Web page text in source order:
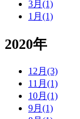
3月(1)
1月(1)
2020年
12月(3)
11月(1)
10月(1)
9月(1)